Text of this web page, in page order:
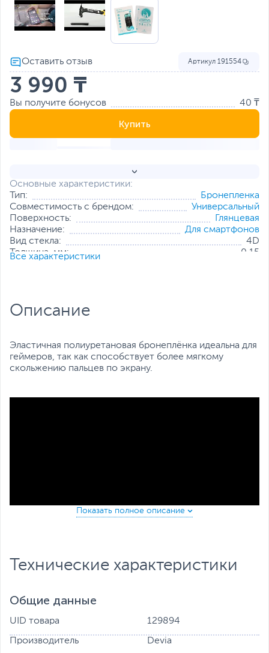
Основные характеристики:
Тип:
Бронепленка
Совместимость с брендом:
Универсальный
Поверхность:
Глянцевая
Назначение:
Для смартфонов
Вид стекла:
4D
Толщина, мм:
0.15
Все характеристики
Артикул 191554
3 990 ₸
Вы получите бонусов 40 ₸
Купить
Описание
Эластичная полиуретановая бронеплёнка идеальна для
геймеров, так как способствует более мягкому
скольжению пальцев по экрану.
закаленного стекла, бронеплёнка DEVIA обеспечивает
идеальные тактильные ощущения при игре. Простая
установка и легко снимать.
Технические характеристики
Общие данные
UID товара 129894
Производитель Devia